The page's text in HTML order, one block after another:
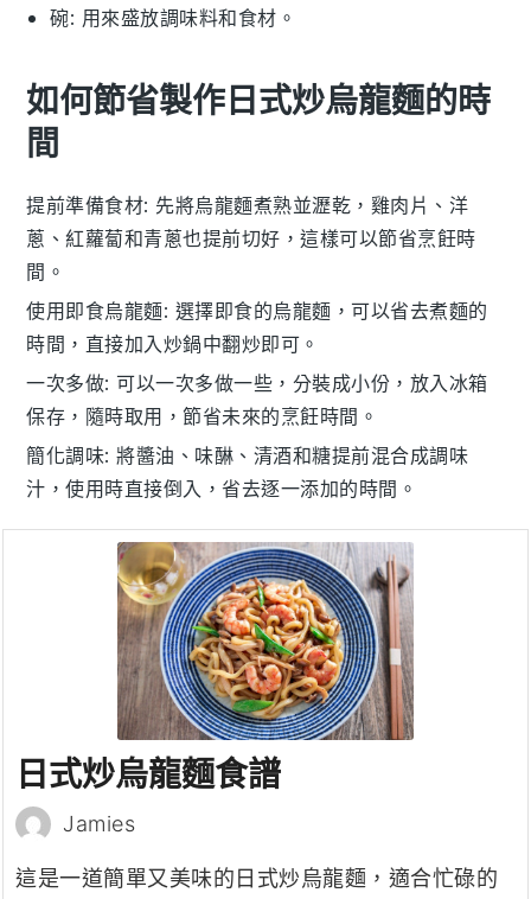
碗: 用來盛放調味料和食材。
如何節省製作日式炒烏龍麵的時
間
提前準備食材: 先將烏龍麵煮熟並瀝乾， 雞肉片 、 洋
蔥 、紅蘿蔔和青蔥也提前切好，這樣可以節省烹飪時
間。
使用即食烏龍麵: 選擇即食的烏龍麵 ，可以省去煮麵的
時間，直接加入炒鍋中翻炒即可。
一次多做: 可以一次多做一些，分裝成小份，放入冰箱
保存，隨時取用，節省未來的烹飪時間。
簡化調味: 將醬油 、 味醂 、 清酒和糖提前混合成調味
汁，使用時直接倒入，省去逐一添加的時間。
日式炒烏龍麵食譜
Jamies
這是一道簡單又美味的日式炒烏龍麵，適合忙碌的